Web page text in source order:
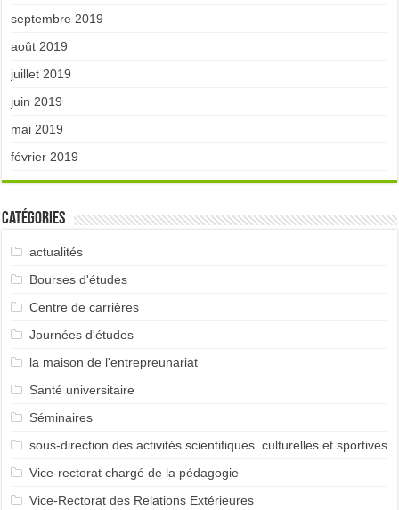
septembre 2019
août 2019
juillet 2019
juin 2019
mai 2019
février 2019
Catégories
actualités
Bourses d'études
Centre de carrières
Journées d'études
la maison de l'entrepreunariat
Santé universitaire
Séminaires
sous-direction des activités scientifiques. culturelles et sportives
Vice-rectorat chargé de la pédagogie
Vice-Rectorat des Relations Extérieures